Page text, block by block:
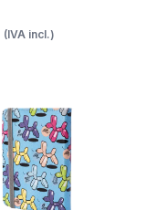
(IVA incl.)